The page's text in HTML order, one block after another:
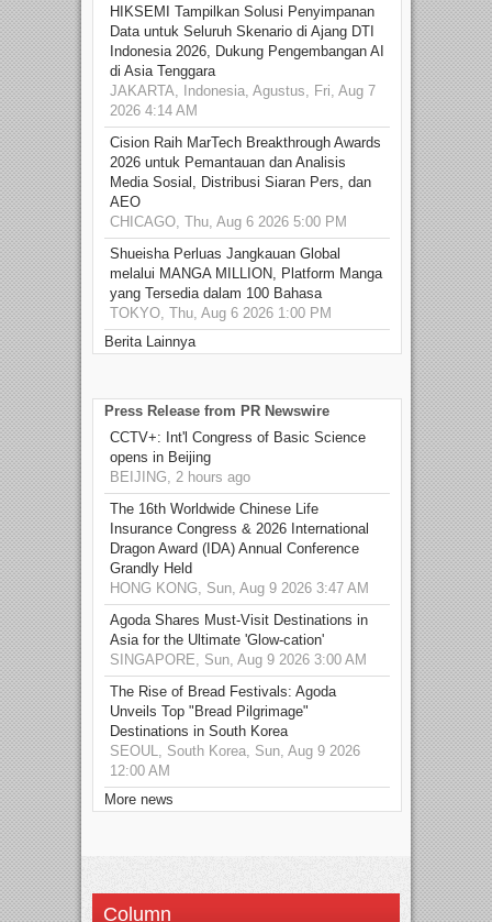
HIKSEMI Tampilkan Solusi Penyimpanan
Data untuk Seluruh Skenario di Ajang DTI
Indonesia 2026, Dukung Pengembangan AI
di Asia Tenggara
JAKARTA, Indonesia, Agustus, Fri, Aug 7
2026 4:14 AM
Cision Raih MarTech Breakthrough Awards
2026 untuk Pemantauan dan Analisis
Media Sosial, Distribusi Siaran Pers, dan
AEO
CHICAGO, Thu, Aug 6 2026 5:00 PM
Shueisha Perluas Jangkauan Global
melalui MANGA MILLION, Platform Manga
yang Tersedia dalam 100 Bahasa
TOKYO, Thu, Aug 6 2026 1:00 PM
Berita Lainnya
Press Release from PR Newswire
CCTV+: Int'l Congress of Basic Science
opens in Beijing
BEIJING, 2 hours ago
The 16th Worldwide Chinese Life
Insurance Congress & 2026 International
Dragon Award (IDA) Annual Conference
Grandly Held
HONG KONG, Sun, Aug 9 2026 3:47 AM
Agoda Shares Must-Visit Destinations in
Asia for the Ultimate 'Glow-cation'
SINGAPORE, Sun, Aug 9 2026 3:00 AM
The Rise of Bread Festivals: Agoda
Unveils Top "Bread Pilgrimage"
Destinations in South Korea
SEOUL, South Korea, Sun, Aug 9 2026
12:00 AM
More news
Column